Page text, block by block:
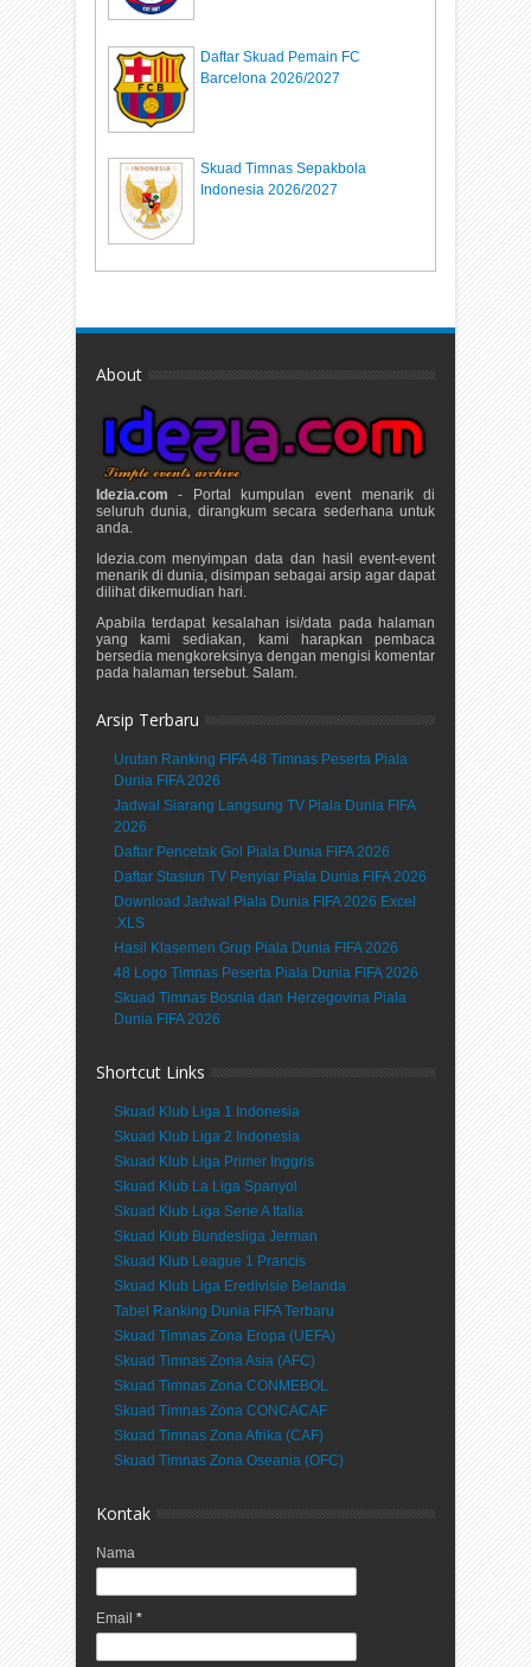
Daftar Skuad Pemain FC
Barcelona 2026/2027
Skuad Timnas Sepakbola
Indonesia 2026/2027
About
Idezia.com - Portal kumpulan event menarik di
seluruh dunia, dirangkum secara sederhana untuk
anda.
Idezia.com menyimpan data dan hasil event-event
menarik di dunia, disimpan sebagai arsip agar dapat
dilihat dikemudian hari.
Apabila terdapat kesalahan isi/data pada halaman
yang kami sediakan, kami harapkan pembaca
bersedia mengkoreksinya dengan mengisi komentar
pada halaman tersebut. Salam.
Arsip Terbaru
Urutan Ranking FIFA 48 Timnas Peserta Piala
Dunia FIFA 2026
Jadwal Siarang Langsung TV Piala Dunia FIFA
2026
Daftar Pencetak Gol Piala Dunia FIFA 2026
Daftar Stasiun TV Penyiar Piala Dunia FIFA 2026
Download Jadwal Piala Dunia FIFA 2026 Excel
.XLS
Hasil Klasemen Grup Piala Dunia FIFA 2026
48 Logo Timnas Peserta Piala Dunia FIFA 2026
Skuad Timnas Bosnia dan Herzegovina Piala
Dunia FIFA 2026
Shortcut Links
Skuad Klub Liga 1 Indonesia
Skuad Klub Liga 2 Indonesia
Skuad Klub Liga Primer Inggris
Skuad Klub La Liga Spanyol
Skuad Klub Liga Serie A Italia
Skuad Klub Bundesliga Jerman
Skuad Klub League 1 Prancis
Skuad Klub Liga Eredivisie Belanda
Tabel Ranking Dunia FIFA Terbaru
Skuad Timnas Zona Eropa (UEFA)
Skuad Timnas Zona Asia (AFC)
Skuad Timnas Zona CONMEBOL
Skuad Timnas Zona CONCACAF
Skuad Timnas Zona Afrika (CAF)
Skuad Timnas Zona Oseania (OFC)
Kontak
Nama
Email *